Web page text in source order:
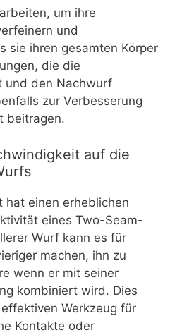
um ihre
und
sie ihren gesamten Körper
die die
und den Nachwurf
zur Verbesserung
beitragen.
auf die
hat einen erheblichen
eines Two-Seam-
Wurf kann es für
machen, ihn zu
wenn er mit seiner
kombiniert wird. Dies
Werkzeug für
Kontakte oder